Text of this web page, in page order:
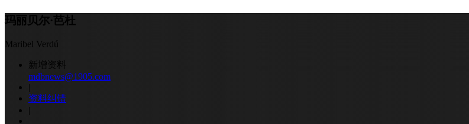
玛丽贝尔·芭杜
Maribel Verdú
新增资料
mdbnews@1905.com
|
资料纠错
|